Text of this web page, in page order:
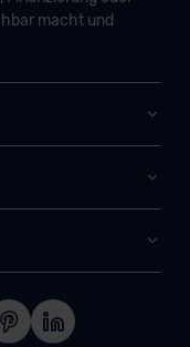
macht und